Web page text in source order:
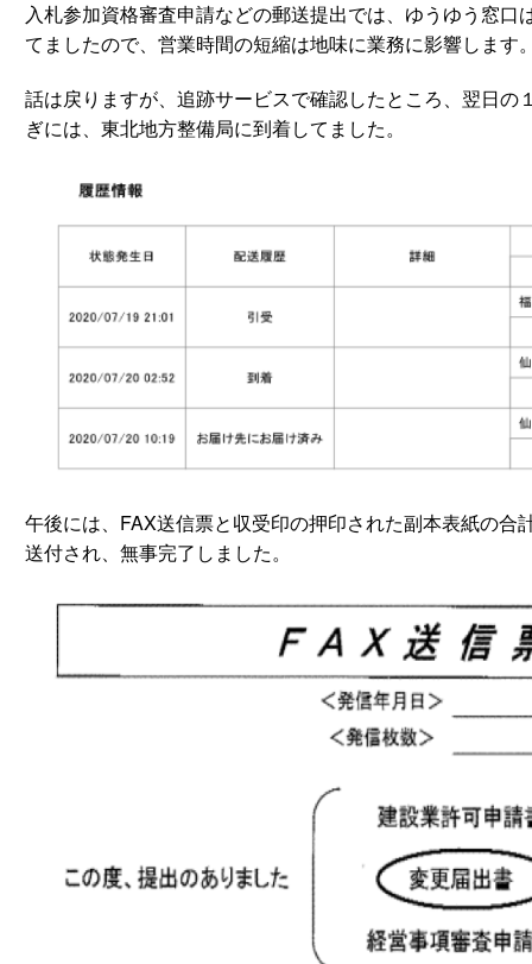
入札参加資格審査申請などの郵送提出では、ゆうゆう窓口
てましたので、営業時間の短縮は地味に業務に影響します
話は戻りますが、追跡サービスで確認したところ、翌日の
ぎには、東北地方整備局に到着してました。
午後には、FAX送信票と収受印の押印された副本表紙の合
送付され、無事完了しました。